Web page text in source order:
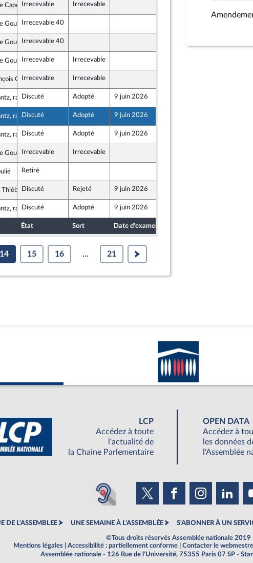
CapdevielleIrrecevable Irrecevable
GouletIrrecevable 40
GouletIrrecevable 40
GouletIrrecevable Irrecevable
- Nouveau Front Populaire
Coulomme
Irrecevable Irrecevable
rapporteure
Discuté Adopté 9 juin 2026
rapporteure
Discuté Adopté 9 juin 2026
rapporteure
Discuté Adopté 9 juin 2026
GouletIrrecevable Irrecevable
Retiré
Martinez
Discuté Rejeté 9 juin 2026
rapporteure
Discuté Adopté 9 juin 2026
État Sort Date d'examen
14 15 16 ... 21
LCP
Accédez à toute
l'actualité de
la Chaine Parlementaire
OPEN DATA
Accédez à
les données
l'Assemblée
DE L'ASSEMBLEE UNE SEMAINE À L'ASSEMBLÉE S'ABONNER À UN
©Tous droits réservés Assemblée nationale 2019
Mentions légales
Accessibilité : partiellement conforme Contacter le webmestre
Assemblée nationale - 126 Rue de l'Université, 75355 Paris 07 SP -